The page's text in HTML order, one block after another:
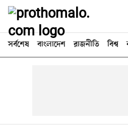
সর্বশেষ বাংলাদেশ রাজনীতি বিশ্ব